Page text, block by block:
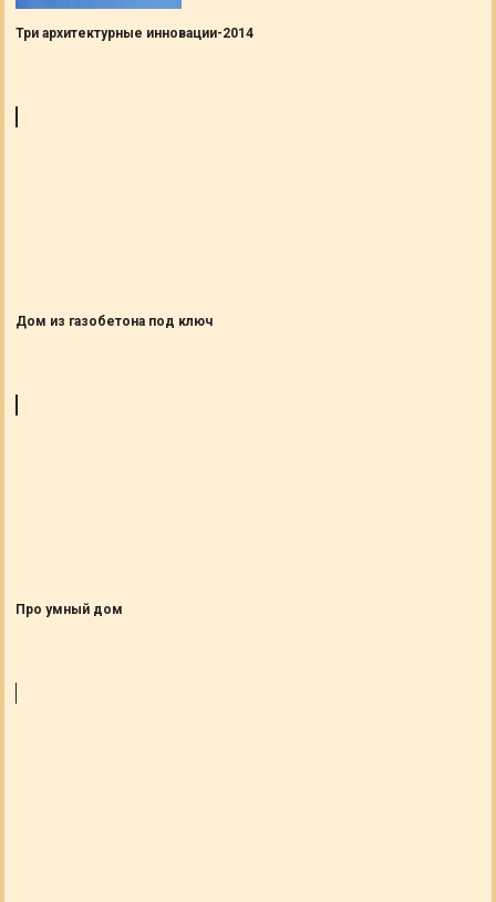
Три архитектурные инновации-2014
Дом из газобетона под ключ
Про умный дом